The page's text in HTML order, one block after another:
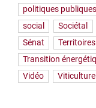
politiques publiques
social
Sociétal
Sénat
Territoires
Transition
Vidéo
Viticulture